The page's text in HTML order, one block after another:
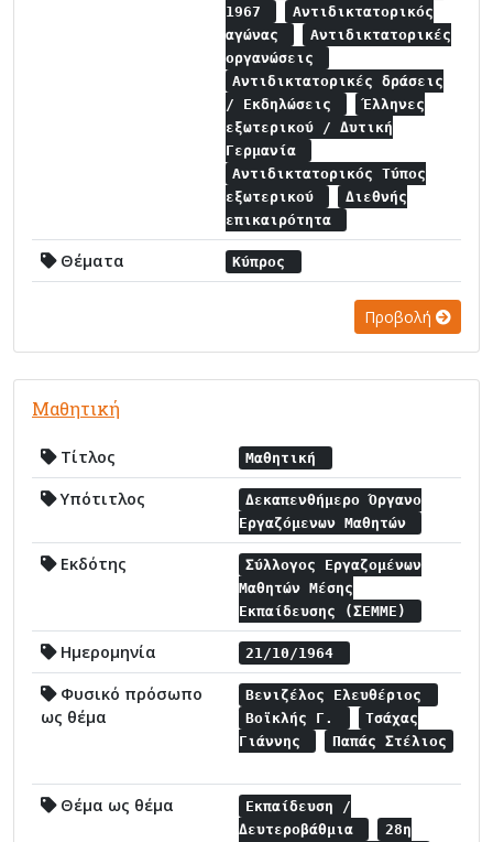
1967
Αντιδικτατορικός
αγώνας
Αντιδικτατορικές
οργανώσεις
Αντιδικτατορικές δράσεις
/ Εκδηλώσεις
Έλληνες
εξωτερικού / Δυτική
Γερμανία
Αντιδικτατορικός Τύπος
εξωτερικού
Διεθνής
επικαιρότητα
Θέματα Κύπρος
Προβολή
Μαθητική
Τίτλος Μαθητική
Υπότιτλος
Δεκαπενθήμερο Όργανο
Εργαζόμενων Μαθητών
Εκδότης
Σύλλογος Εργαζομένων
Μαθητών Μέσης
Εκπαίδευσης (ΣΕΜΜΕ)
Ημερομηνία 21/10/1964
Φυσικό πρόσωπο
ως θέμα
Βενιζέλος Ελευθέριος
Βοϊκλής Γ.
Τσάχας
Γιάννης
Παπάς Στέλιος
Θέμα ως θέμα
Εκπαίδευση /
Δευτεροβάθμια
28η